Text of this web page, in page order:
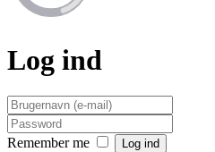
Log ind
Remember me